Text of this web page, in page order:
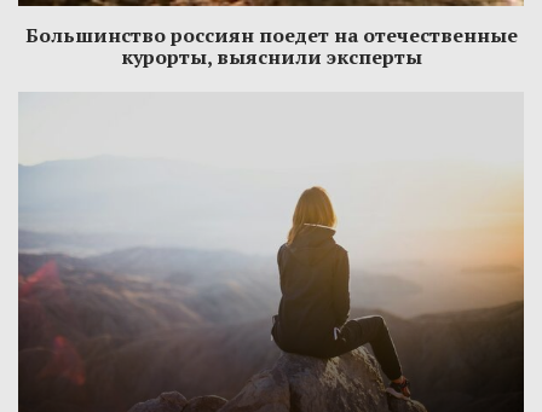
Большинство россиян поедет на отечественные
курорты, выяснили эксперты